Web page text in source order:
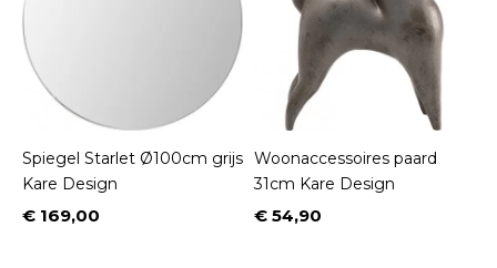
Spiegel Starlet Ø100cm grijs
Kare Design
Prijs
€ 169,00
Woonaccessoires paard
31cm Kare Design
Prijs
€ 54,90